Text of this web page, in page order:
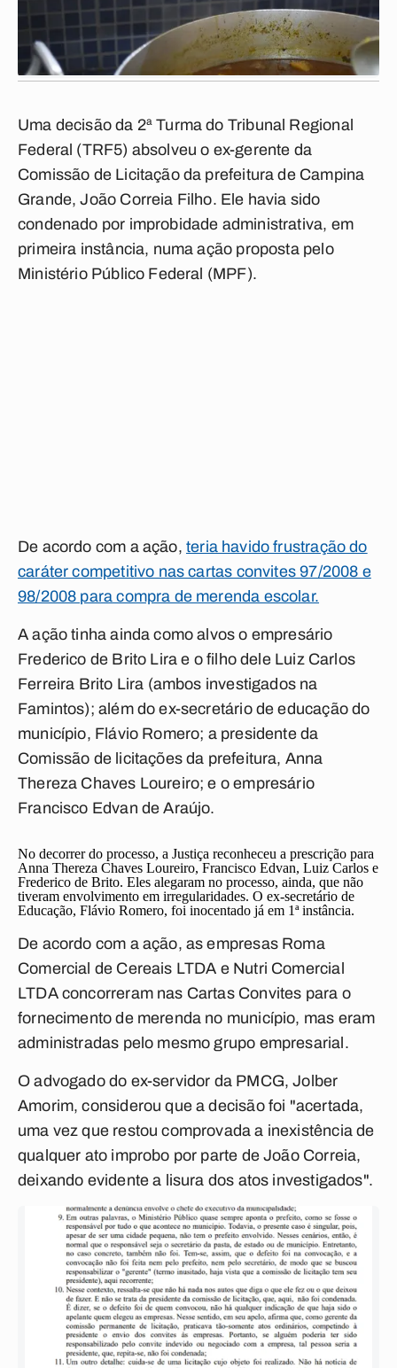
Uma decisão da 2ª Turma do Tribunal Regional
Federal (TRF5) absolveu o ex-gerente da
Comissão de Licitação da prefeitura de Campina
Grande, João Correia Filho. Ele havia sido
condenado por improbidade administrativa, em
primeira instância, numa ação proposta pelo
Ministério Público Federal (MPF).
De acordo com a ação, teria havido frustração do
caráter competitivo nas cartas convites 97/2008 e
98/2008 para compra de merenda escolar.
A ação tinha ainda como alvos o empresário
Frederico de Brito Lira e o filho dele Luiz Carlos
Ferreira Brito Lira (ambos investigados na
Famintos); além do ex-secretário de educação do
município, Flávio Romero; a presidente da
Comissão de licitações da prefeitura, Anna
Thereza Chaves Loureiro; e o empresário
Francisco Edvan de Araújo.
No decorrer do processo, a Justiça reconheceu a prescrição para
Anna Thereza Chaves Loureiro, Francisco Edvan, Luiz Carlos e
Frederico de Brito. Eles alegaram no processo, ainda, que não
tiveram envolvimento em irregularidades. O ex-secretário de
Educação, Flávio Romero, foi inocentado já em 1ª instância.
De acordo com a ação, as empresas Roma
Comercial de Cereais LTDA e Nutri Comercial
LTDA concorreram nas Cartas Convites para o
fornecimento de merenda no município, mas eram
administradas pelo mesmo grupo empresarial.
O advogado do ex-servidor da PMCG, Jolber
Amorim, considerou que a decisão foi "acertada,
uma vez que restou comprovada a inexistência de
qualquer ato improbo por parte de João Correia,
deixando evidente a lisura dos atos investigados".